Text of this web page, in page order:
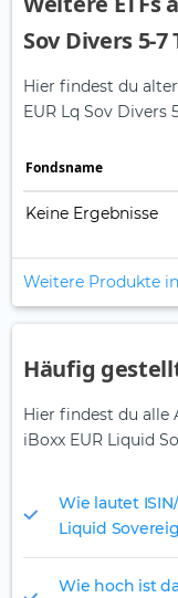
Sov Divers 5-
Hier findest du
EUR Lq Sov Divers
Fonds­name
Keine Ergebnisse
Weitere Produkte
Häufig
Hier findest du alle
iBoxx EUR Liquid
Wie lautet
Liquid
Wie hoch ist